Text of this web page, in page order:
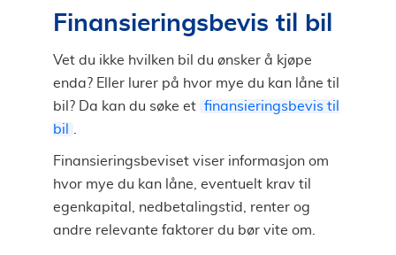
Finansieringsbevis til bil
Vet du ikke hvilken bil du ønsker å kjøpe
enda? Eller lurer på hvor mye du kan låne til
bil? Da kan du søke et finansieringsbevis til
bil
Finansieringsbeviset viser informasjon om
hvor mye du kan låne, eventuelt krav til
egenkapital, nedbetalingstid, renter og
andre relevante faktorer du bør vite om.